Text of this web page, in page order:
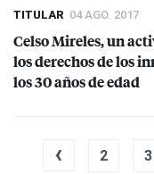
TITULAR 04 AGO. 2017
Celso Mireles, un
los derechos de los
los 30 años de edad
‹ 2 3